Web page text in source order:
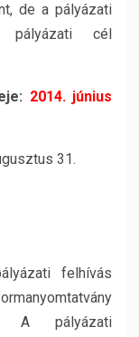
de a pályázati
pályázati cél
2014. június
31.
felhívás
A pályázati